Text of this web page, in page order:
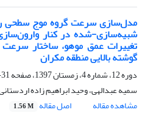
مدل‌‌سازی سرعت گروه موج سطحی
شبیه‌سازی-شده در کنار
تغییرات عمق موهو، ساختار
گوشته بالایی منطقه مکران
دوره 12، شماره 4، زمستان 1397، صفحه
31-47
سمیه عبدالهی، وحید ابراهیم زاده
مشاهده مقاله
اصل مقاله 1.56 M